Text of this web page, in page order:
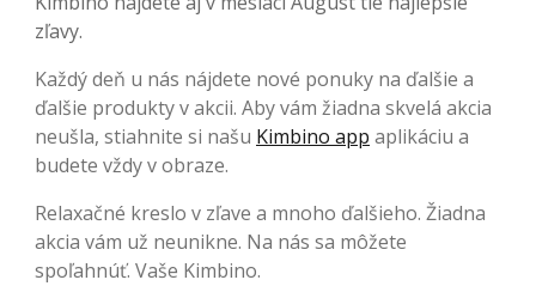
zľavy.
Každý deň u nás nájdete nové ponuky na ďalšie a
ďalšie produkty v akcii. Aby vám žiadna skvelá akcia
neušla, stiahnite si našu Kimbino app aplikáciu a
budete vždy v obraze.
Relaxačné kreslo v zľave a mnoho ďalšieho. Žiadna
akcia vám už neunikne. Na nás sa môžete
spoľahnúť. Vaše Kimbino.